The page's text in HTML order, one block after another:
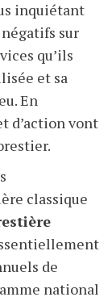
inquiétant
sur
qu’ils
et sa
En
d’action vont
classique
de
national